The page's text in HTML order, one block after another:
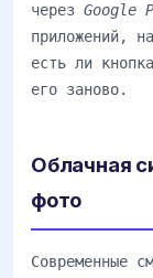
через Google
приложений,
есть ли
его заново.
Облачная
фото
Современные